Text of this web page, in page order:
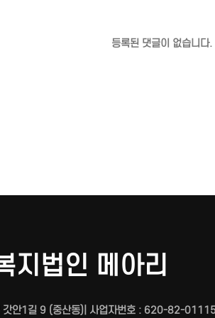
등록된 댓글이 없습니다.
지법인 메아리
안1길 9 (중산동)| 사업자번호 : 620-82-